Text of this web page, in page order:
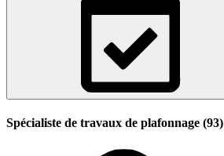
Spécialiste de travaux de plafonnage (93)